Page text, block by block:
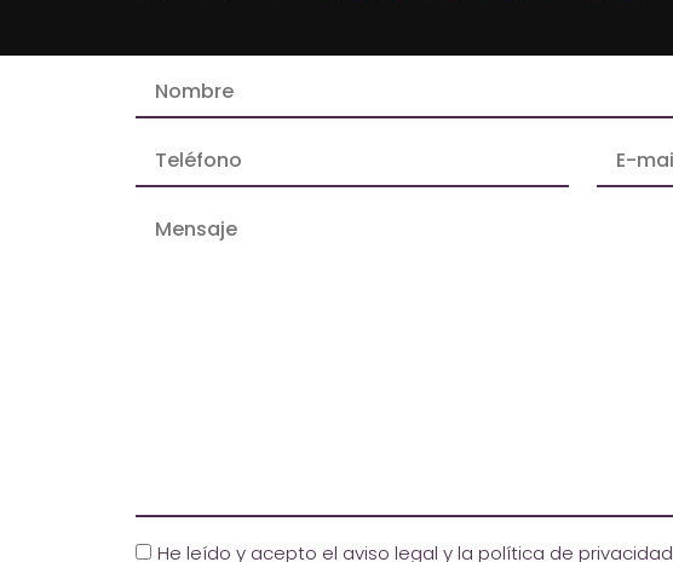
He leído y acepto el aviso legal y la política de privacidad